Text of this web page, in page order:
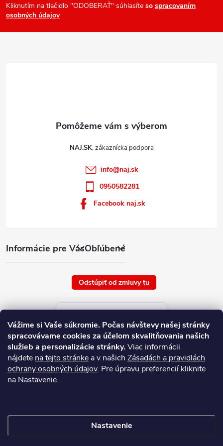
Vážime si Vaše súkromie. Počas návštevy našej stránky
spracovávame cookies za účelom skvalitňovania našich
služieb a personalizácie stránky.Viac informácii
nájdete na tejto stránke a v našich Zásadách a pravidlách
ochrany osobných údajov. Pre úpravu preferencií kliknite
na Nastavenie.
Nastavenie
i
Kliknutím na tlačidlo "ODOBERAŤ" súhlasíte so spracovaním
osobných údajov
Informácie pre VásObľúbené
NAJ.SK
info@naj.sk
0950582281
Facebook naj.sk
Odstúpiť od zmluvy tu
Aktuálne ceny tovaru
platné od : 8/8/2026